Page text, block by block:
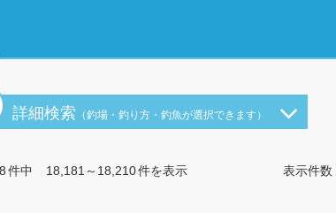
詳細検索 （釣場・釣り方・釣魚が選択できます）
件中 18,181～18,210件を表示 表示件数